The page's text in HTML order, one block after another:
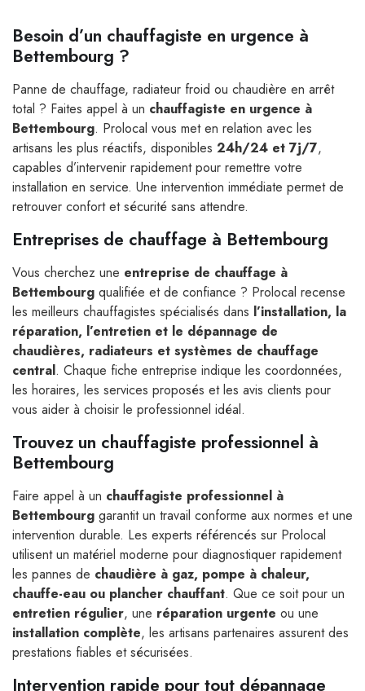
Besoin d’un chauffagiste en urgence à
Bettembourg ?
Panne de chauffage, radiateur froid ou chaudière en arrêt
total ? Faites appel à un chauffagiste en urgence à
Bettembourg. Prolocal vous met en relation avec les
artisans les plus réactifs, disponibles 24h/24 et 7j/7,
capables d’intervenir rapidement pour remettre votre
installation en service. Une intervention immédiate permet de
retrouver confort et sécurité sans attendre.
Entreprises de chauffage à Bettembourg
Vous cherchez une entreprise de chauffage à
Bettembourg qualifiée et de confiance ? Prolocal recense
les meilleurs chauffagistes spécialisés dans l’installation, la
réparation, l’entretien et le dépannage de
chaudières, radiateurs et systèmes de chauffage
central. Chaque fiche entreprise indique les coordonnées,
les horaires, les services proposés et les avis clients pour
vous aider à choisir le professionnel idéal.
Trouvez un chauffagiste professionnel à
Bettembourg
Faire appel à un chauffagiste professionnel à
Bettembourg garantit un travail conforme aux normes et une
intervention durable. Les experts référencés sur Prolocal
utilisent un matériel moderne pour diagnostiquer rapidement
les pannes de chaudière à gaz, pompe à chaleur,
chauffe-eau ou plancher chauffant. Que ce soit pour un
entretien régulier, une réparation urgente ou une
installation complète, les artisans partenaires assurent des
prestations fiables et sécurisées.
Intervention rapide pour tout dépannage